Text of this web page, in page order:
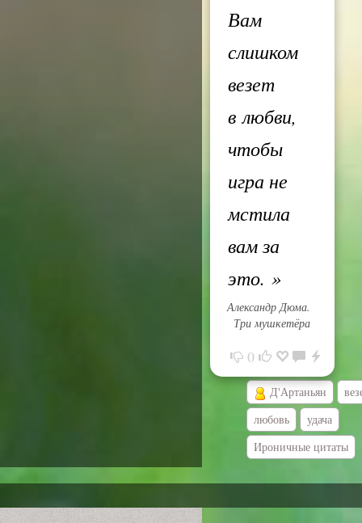
Вам
слишком
везет
в любви,
чтобы
игра не
мстила
вам за
это. »
Александр Дюма.
Три мушкетёра
0
Д'Артаньян
любовь
удача
Ироничные цитаты